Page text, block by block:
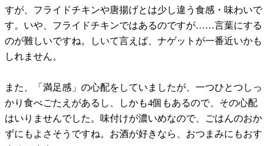
すが、フライドチキンや唐揚げとは少し違う食感・味わいで
す。いや、フライドチキンではあるのですが……言葉にする
のが難しいですね。しいて言えば、ナゲットが一番近いかも
しれません。
また、「満足感」の心配をしていましたが、一つひとつしっ
かり食べごたえがあるし、しかも4個もあるので、その心配
はいりませんでした。味付けが濃いめなので、ごはんのおか
ずにもよさそうですね。お酒が好きなら、おつまみにもおす